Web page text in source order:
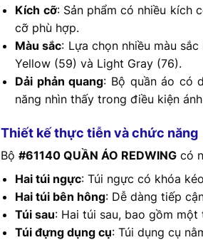
Kích cỡ: Sản phẩm có nhiều kích
cỡ phù hợp.
Màu sắc: Lựa chọn nhiều màu
Yellow (59) và Light Gray (76).
Dải phản quang: Bộ quần áo có
năng nhìn thấy trong điều kiện
Thiết kế thực tiễn và chức năng
Bộ #61140 QUẦN ÁO REDWINGcó
Hai túi ngực: Túi ngực có khóa
Hai túi bên hông: Dễ dàng tiếp
Túi sau: Hai túi sau, bao gồm
Túi đựng dụng cụ: Túi dụng cụ